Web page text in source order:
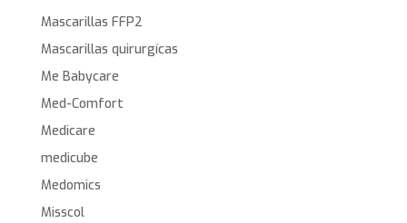
Mascarillas FFP2
Mascarillas quirurgícas
Me Babycare
Med-Comfort
Medicare
medicube
Medomics
Misscol